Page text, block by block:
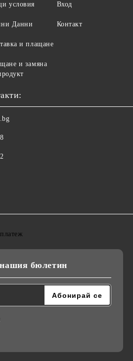
условия
Данни
и плащане
и замяна
Вход
Контакт
бюлетин